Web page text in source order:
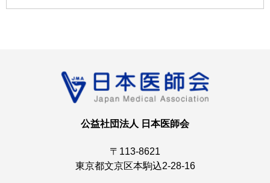
公益社団法人 日本医師会
〒113-8621
東京都文京区本駒込2-28-16